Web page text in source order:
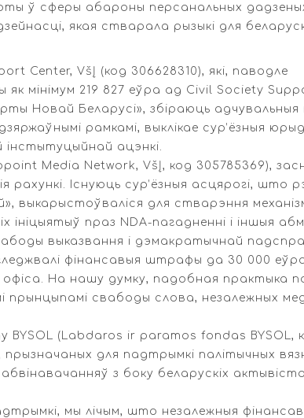
ў сферы абароны персанальных
якая стварала рызыкі для
Center, VšĮ (код 306628310), які, паводле
мінімум 219 827 еўра ад Civil Society
Новай Беларусі», збіраюць адчувальныя
рамкамі, выклікае сур’ёзныя
ацэнкі.
Media Network, VšĮ, код 305785369),
Існуюць сур’ёзныя асцярогі, што
выкарыстоўваліся для стварэння
ініцыятыў праз NDA-пагадненні і іншыя
выказвання і дэмакратычнай
фінансавыя штрафы да 30 000
офіса. На нашу думку, падобная практыка
прынцыпамі свабоды слова, незалежных
(Labdaros ir paramos fondas BYSOL,
прызначаных для падтрымкі палітычных
з боку беларускіх
мы лічым, што незалежныя